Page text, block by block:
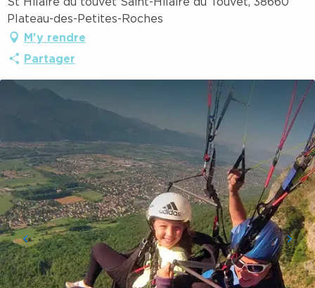
Plateau-des-Petites-Roches
M'y rendre
Partager